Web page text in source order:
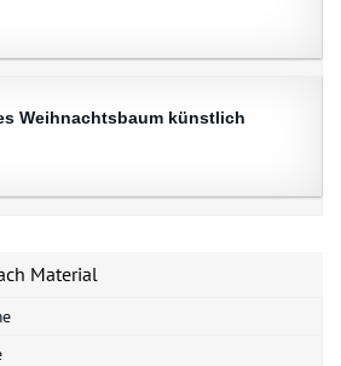
Weihnachtsbaum künstlich
Material